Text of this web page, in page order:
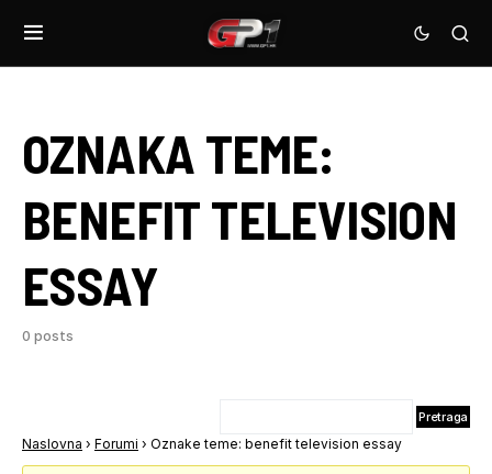
OZNAKA TEME:
BENEFIT TELEVISION
ESSAY
0 posts
Naslovna › Forumi › Oznake teme: benefit television essay